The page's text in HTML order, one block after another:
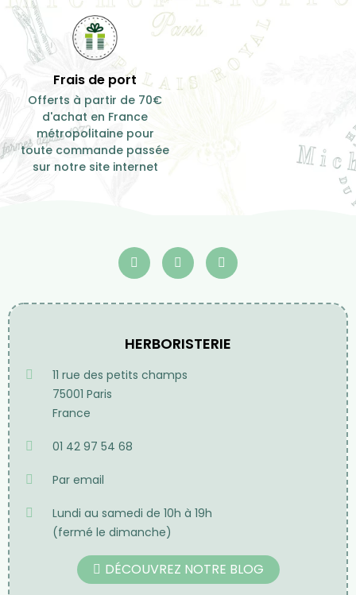
Frais de port
Offerts à partir de 70€
d'achat en France
métropolitaine pour
toute commande passée
sur notre site internet
HERBORISTERIE
11 rue des petits champs
75001 Paris
France
01 42 97 54 68
Par email
Lundi au samedi de 10h à 19h
(fermé le dimanche)
DÉCOUVREZ NOTRE BLOG